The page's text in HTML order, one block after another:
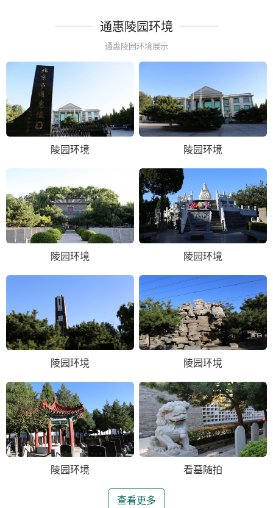
通惠陵园环境
通惠陵园环境展示
陵园环境 陵园环境
陵园环境 陵园环境
陵园环境 陵园环境
陵园环境 看墓随拍
查看更多